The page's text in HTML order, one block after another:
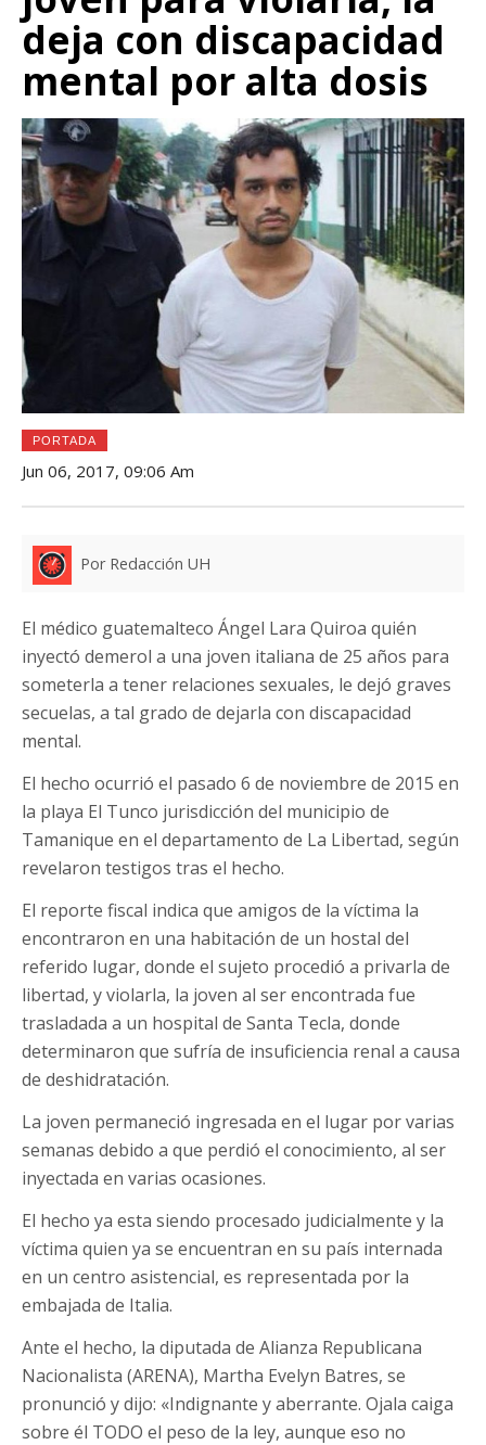
deja con discapacidad
mental por alta dosis
PORTADA
Jun 06, 2017, 09:06 Am
Por Redacción UH
El médico guatemalteco Ángel Lara Quiroa quién
inyectó demerol a una joven italiana de 25 años para
someterla a tener relaciones sexuales, le dejó graves
secuelas, a tal grado de dejarla con discapacidad
mental.
El hecho ocurrió el pasado 6 de noviembre de 2015 en
la playa El Tunco jurisdicción del municipio de
Tamanique en el departamento de La Libertad, según
revelaron testigos tras el hecho.
El reporte fiscal indica que amigos de la víctima la
encontraron en una habitación de un hostal del
referido lugar, donde el sujeto procedió a privarla de
libertad, y violarla, la joven al ser encontrada fue
trasladada a un hospital de Santa Tecla, donde
determinaron que sufría de insuficiencia renal a causa
de deshidratación.
La joven permaneció ingresada en el lugar por varias
semanas debido a que perdió el conocimiento, al ser
inyectada en varias ocasiones.
El hecho ya esta siendo procesado judicialmente y la
víctima quien ya se encuentran en su país internada
en un centro asistencial, es representada por la
embajada de Italia.
Ante el hecho, la diputada de Alianza Republicana
Nacionalista (ARENA), Martha Evelyn Batres, se
pronunció y dijo: «Indignante y aberrante. Ojala caiga
sobre él TODO el peso de la ley, aunque eso no